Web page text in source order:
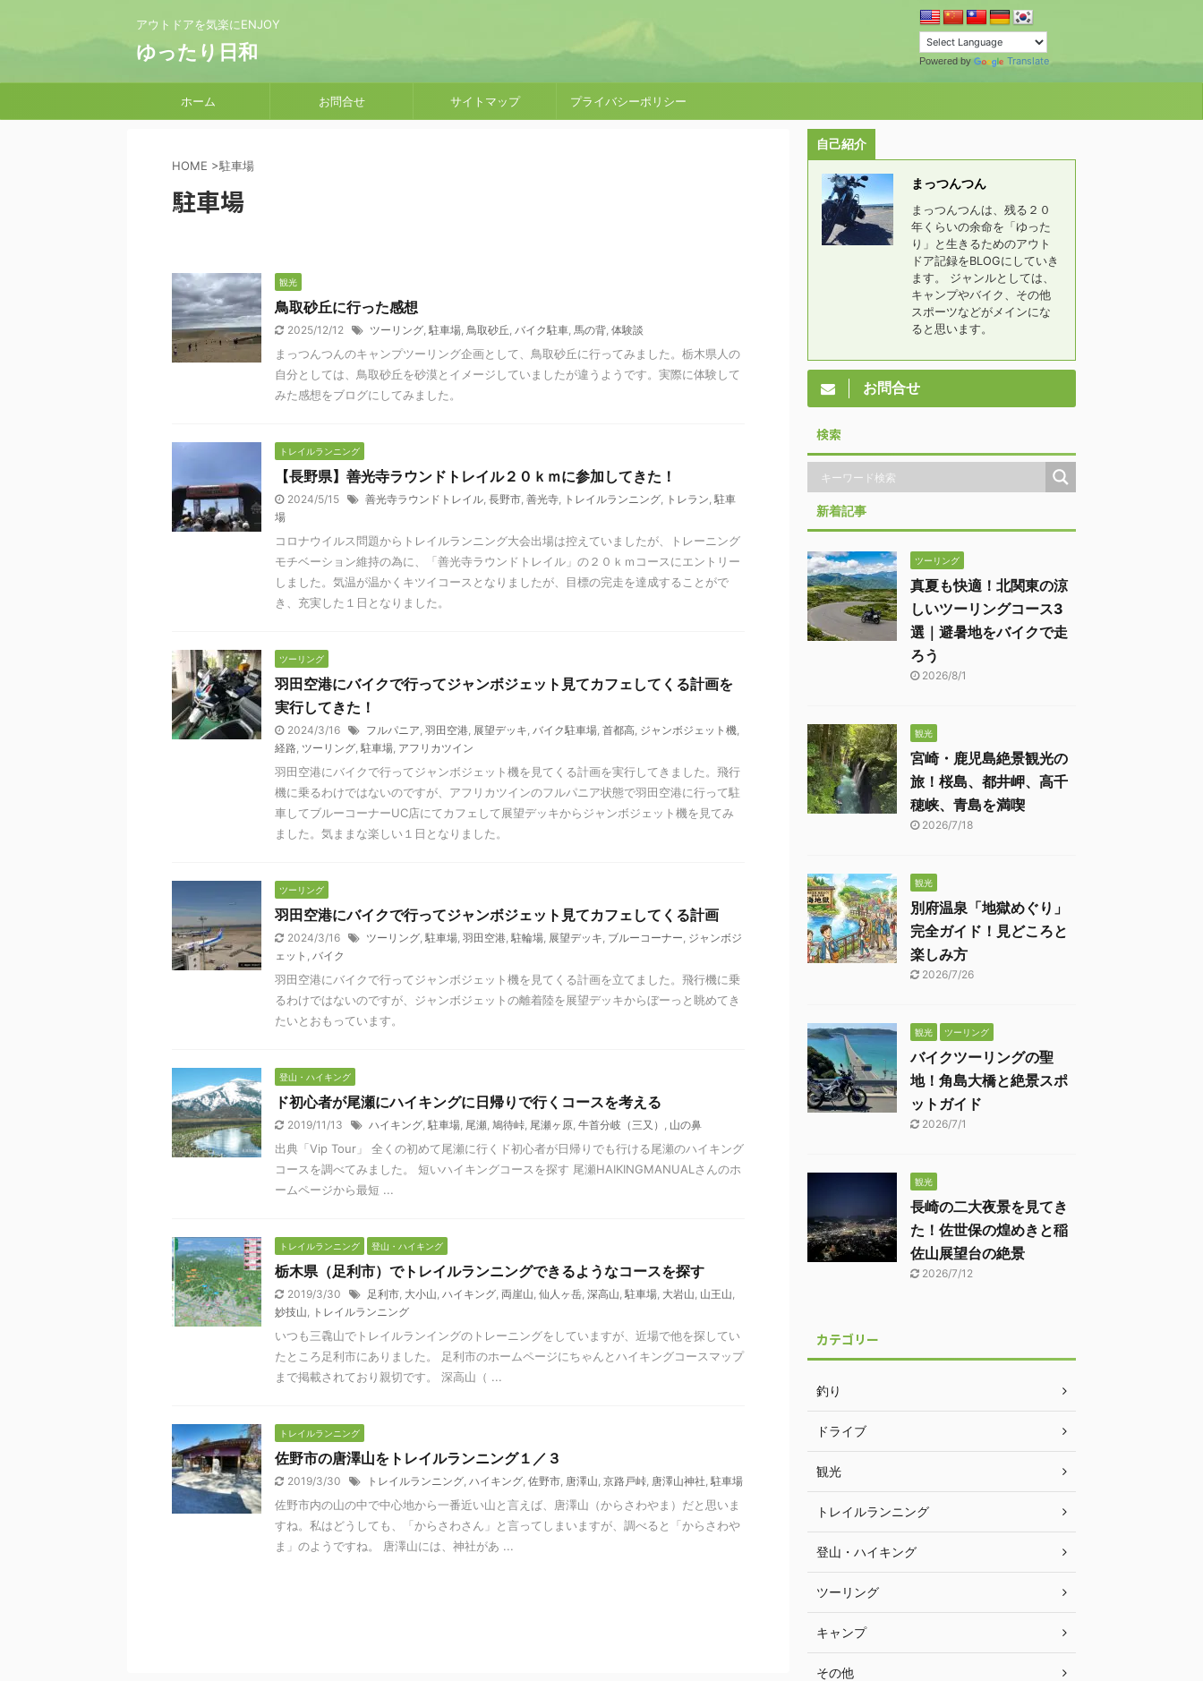
アウトドアを気楽にENJOY
ゆったり日和 Powered by Translate
ホーム お問合せ サイトマップ プライバシーポリシー
HOME >駐車場
駐車場
観光
鳥取砂丘に行った感想
2025/12/12 ツーリング, 駐車場, 鳥取砂丘, バイク駐車, 馬の背, 体験談
まっつんつんのキャンプツーリング企画として、鳥取砂丘に行ってみました。栃木県人の
自分としては、鳥取砂丘を砂漠とイメージしていましたが違うようです。実際に体験して
みた感想をブログにしてみました。
トレイルランニング
【長野県】善光寺ラウンドトレイル２０ｋｍに参加してきた！
2024/5/15 善光寺ラウンドトレイル, 長野市, 善光寺, トレイルランニング, トレラン, 駐車
場
コロナウイルス問題からトレイルランニング大会出場は控えていましたが、トレーニング
モチベーション維持の為に、「善光寺ラウンドトレイル」の２０ｋｍコースにエントリー
しました。気温が温かくキツイコースとなりましたが、目標の完走を達成することがで
き、充実した１日となりました。
ツーリング
羽田空港にバイクで行ってジャンボジェット見てカフェしてくる計画を
実行してきた！
2024/3/16 フルパニア, 羽田空港, 展望デッキ, バイク駐車場, 首都高, ジャンボジェット機,
経路, ツーリング, 駐車場, アフリカツイン
羽田空港にバイクで行ってジャンボジェット機を見てくる計画を実行してきました。飛行
機に乗るわけではないのですが、アフリカツインのフルパニア状態で羽田空港に行って駐
車してブルーコーナーUC店にてカフェして展望デッキからジャンボジェット機を見てみ
ました。気ままな楽しい１日となりました。
ツーリング
羽田空港にバイクで行ってジャンボジェット見てカフェしてくる計画
2024/3/16 ツーリング, 駐車場, 羽田空港, 駐輪場, 展望デッキ, ブルーコーナー, ジャンボジ
ェット , バイク
羽田空港にバイクで行ってジャンボジェット機を見てくる計画を立てました。飛行機に乗
るわけではないのですが、ジャンボジェットの離着陸を展望デッキからぼーっと眺めてき
たいとおもっています。
登山・ハイキング
ド初心者が尾瀬にハイキングに日帰りで行くコースを考える
2019/11/13 ハイキング, 駐車場, 尾瀬, 鳩待峠, 尾瀬ヶ原, 牛首分岐（三又） , 山の鼻
出典「Vip Tour」 全くの初めて尾瀬に行くド初心者が日帰りでも行ける尾瀬のハイキング
コースを調べてみました。 短いハイキングコースを探す 尾瀬HAIKINGMANUALさんのホ
ームページから最短 ...
トレイルランニング 登山・ハイキング
栃木県（足利市）でトレイルランニングできるようなコースを探す
2019/3/30 足利市, 大小山, ハイキング, 両崖山, 仙人ヶ岳, 深高山, 駐車場, 大岩山, 山王山,
妙技山, トレイルランニング
いつも三毳山でトレイルランイングのトレーニングをしていますが、近場で他を探してい
たところ足利市にありました。 足利市のホームページにちゃんとハイキングコースマップ
まで掲載されており親切です。 深高山（ ...
トレイルランニング
佐野市の唐澤山をトレイルランニング１／３
2019/3/30 トレイルランニング, ハイキング, 佐野市, 唐澤山, 京路戸峠, 唐澤山神社, 駐車場
佐野市内の山の中で中心地から一番近い山と言えば、唐澤山（からさわやま）だと思いま
すね。私はどうしても、「からさわさん」と言ってしまいますが、調べると「からさわや
ま」のようですね。 唐澤山には、神社があ ...
自己紹介
まっつんつん
まっつんつんは、残る２０
年くらいの余命を「ゆった
り」と生きるためのアウト
ドア記録をBLOGにしていき
ます。 ジャンルとしては、
キャンプやバイク、その他
スポーツなどがメインにな
ると思います。
お問合せ
検索
新着記事
ツーリング
真夏も快適！北関東の涼
しいツーリングコース3
選｜避暑地をバイクで走
ろう
2026/8/1
観光
宮崎・鹿児島絶景観光の
旅！桜島、都井岬、高千
穂峡、青島を満喫
2026/7/18
観光
別府温泉「地獄めぐり」
完全ガイド！見どころと
楽しみ方
2026/7/26
観光 ツーリング
バイクツーリングの聖
地！角島大橋と絶景スポ
ットガイド
2026/7/1
観光
長崎の二大夜景を見てき
た！佐世保の煌めきと稲
佐山展望台の絶景
2026/7/12
カテゴリー
釣り
ドライブ
観光
トレイルランニング
登山・ハイキング
ツーリング
キャンプ
その他